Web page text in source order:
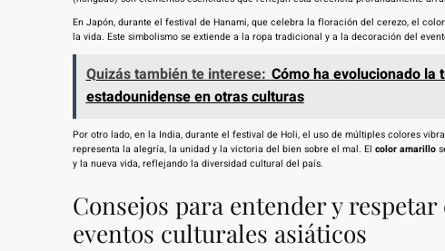
En Japón, durante el festival de Hanami, que celebra la floración del cerezo, el color
la vida. Este simbolismo se extiende a la ropa tradicional y a la decoración del
Quizás también te interese: Cómo ha evolucionado la
estadounidense en otras culturas
Por otro lado, en la India, durante el festival de Holi, el uso de múltiples colores
representa la alegría, la unidad y la victoria del bien sobre el mal. El color amarillo
y la nueva vida, reflejando la diversidad cultural del país.
Consejos para entender y
eventos culturales asiáticos